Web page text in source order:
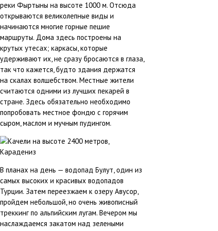
реки Фыртыны на высоте 1000 м. Отсюда
открываются великолепные виды и
начинаются многие горные пешие
маршруты. Дома здесь построены на
крутых утесах; каркасы, которые
удерживают их, не сразу бросаются в глаза,
так что кажется, будто здания держатся
на скалах волшебством. Местные жители
считаются одними из лучших пекарей в
стране. Здесь обязательно необходимо
попробовать местное фондю с горячим
сыром, маслом и мучным пудингом.
В планах на день — водопад Булут, один из
самых высоких и красивых водопадов
Турции. Затем переезжаем к озеру Авусор,
пройдем небольшой, но очень живописный
треккинг по альпийским лугам. Вечером мы
наслаждаемся закатом над зелеными